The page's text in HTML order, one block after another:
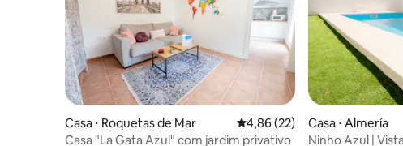
Casa ⋅ Roquetas de Mar 4,86 de uma avaliação média
4,86 (22)
Casa "La Gata Azul" com jardim privativo
Casa ⋅ Almería
Ninho Azul |